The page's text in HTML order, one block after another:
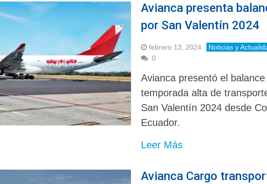
Avianca presenta
por San Valentín 2024
febrero 13, 2024
Noticias y
0
Avianca presentó el
temporada alta de
San Valentín 2024 desde
Ecuador.
Leer Más
Avianca Cargo